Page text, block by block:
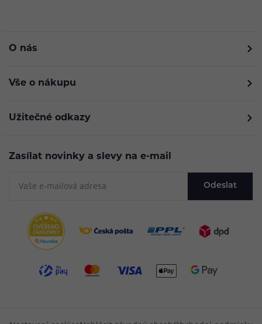
O nás
Vše o nákupu
Užitečné odkazy
Zasílat novinky a slevy na e-mail
Odeslat